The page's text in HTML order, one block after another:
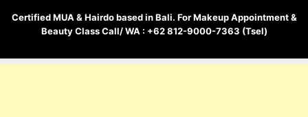
Certified MUA & Hairdo based in Bali. For Makeup Appointment &
Beauty Class Call/ WA : +62 812-9000-7363 (Tsel)